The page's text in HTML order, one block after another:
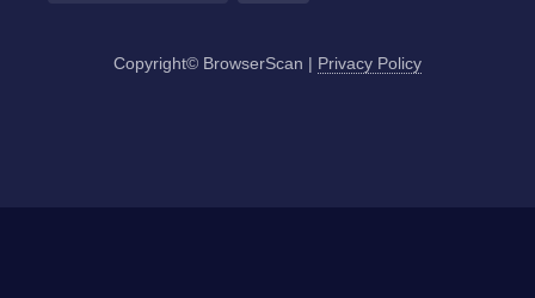
Copyright© BrowserScan | Privacy Policy